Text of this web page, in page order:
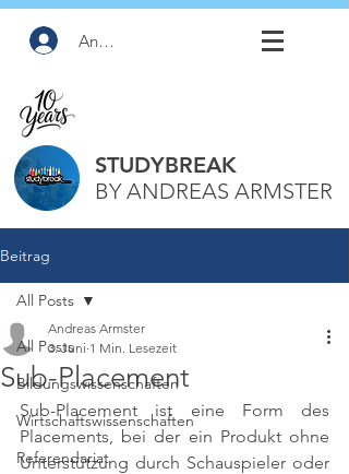
Anmelden
STUDYBREAK
BY ANDREAS ARMSTER
Beitrag
All Posts
Bildungswissenschaften
Wirtschaftswissenschaften
Referendariat
All Posts
Sub-Placement
Andreas Armster
3. Juni 1 Min. Lesezeit
Sub-Placement ist eine Form des
Placements, bei der ein Produkt ohne
Unterstützung durch Schauspieler oder